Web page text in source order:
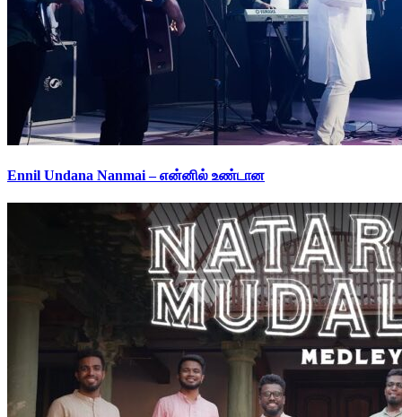
Ennil Undana Nanmai – என்னில் உண்டான